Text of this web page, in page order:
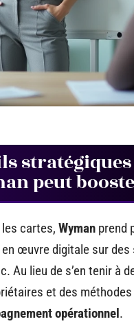
peut
cartes, Wyman prend
en œuvre digitale sur
Au lieu de s’en tenir à
et des
opérationnel.